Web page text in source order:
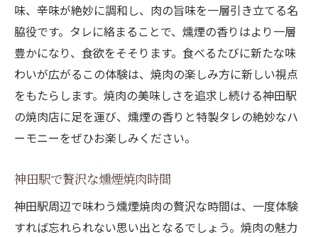
味、辛味が絶妙に調和し、肉の旨味を一層引き立てる名
脇役です。タレに絡まることで、燻煙の香りはより一層
豊かになり、食欲をそそります。食べるたびに新たな味
わいが広がるこの体験は、焼肉の楽しみ方に新しい視点
をもたらします。焼肉の美味しさを追求し続ける神田駅
の焼肉店に足を運び、燻煙の香りと特製タレの絶妙なハ
ーモニーをぜひお楽しみください。
神田駅で贅沢な燻煙焼肉時間
神田駅周辺で味わう燻煙焼肉の贅沢な時間は、一度体験
すれば忘れられない思い出となるでしょう。焼肉の魅力